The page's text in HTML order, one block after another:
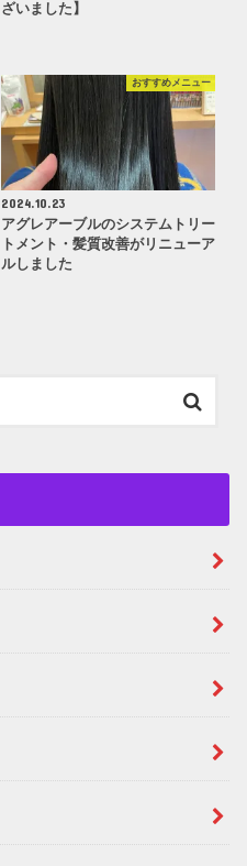
ざいました】
おすすめメニュー
2024.10.23
アグレアーブルのシステムトリー
トメント・髪質改善がリニューア
ルしました